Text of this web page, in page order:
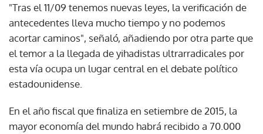
"Tras el 11/09 tenemos nuevas leyes, la verificación de
antecedentes lleva mucho tiempo y no podemos
acortar caminos", señaló, añadiendo por otra parte que
el temor a la llegada de yihadistas ultrarradicales por
esta vía ocupa un lugar central en el debate político
estadounidense.
En el año fiscal que finaliza en setiembre de 2015, la
mayor economía del mundo habrá recibido a 70.000